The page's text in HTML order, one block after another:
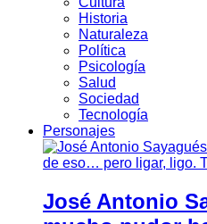
Historia
Naturaleza
Política
Psicología
Salud
Sociedad
Tecnología
Personajes
José Antonio